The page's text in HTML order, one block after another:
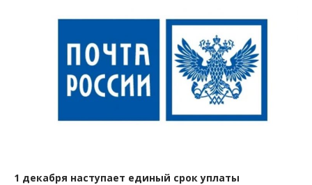
1 декабря наступает единый срок уплаты